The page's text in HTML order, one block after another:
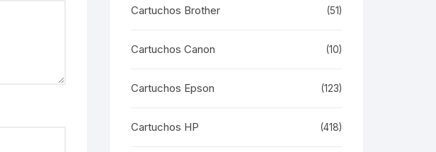
Cartuchos Brother (51)
Cartuchos Canon (10)
Cartuchos Epson (123)
Cartuchos HP (418)